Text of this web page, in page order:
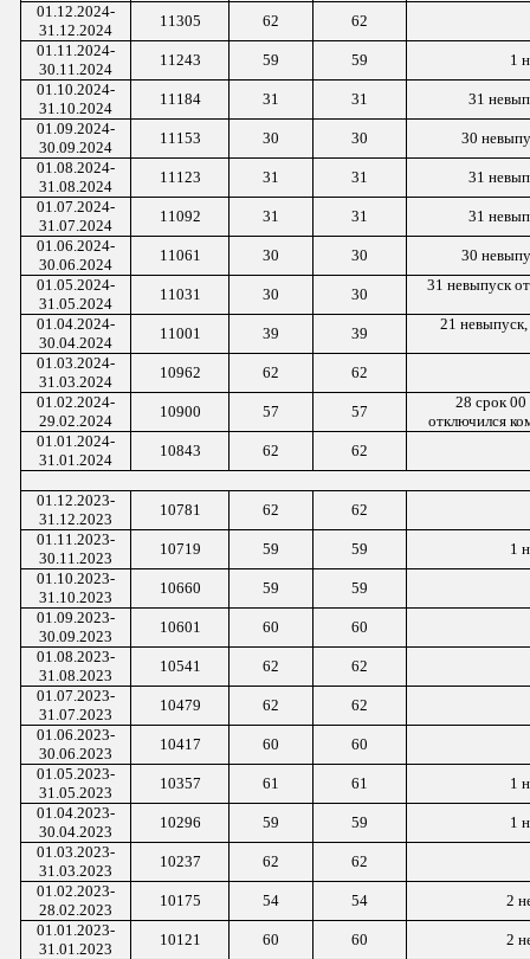
01.12.2024-
31.12.2024
11305 62
62
01.1 1 .2024-
30 .1 1 .2024
11243 59 59 1
01.10.2024-
31.10.2024
11184 31 31 31
01.09.2024-
30.09.2024
11153 30 30 30
01.08.2024-
31.08.2024
11123 31 31 31
01.07.2024-
31.07.2024
11092 31 31 31
01.06.2024-
30.06.2024
11061 30 30
30
01.05.2024-
31.05.2024
11031 30 30
31 невыпуск
01.04.2024-
30.04.2024
11001 39 39
21 невыпуск,
01.03.2024-
31.03.2024
10962 62
62
01.02.2024-
29.02.2024
10900 57 57
28 срок 00
отключился
01. 01 .2024-
31. 01 .2024
10843 62 62
01.1 2 .2023-
31 12. 2023
10781 62
62
01.1 1 .2023-
30 .1 1 .2023
10719 59 59 1
01.10.2023-
31.10.2023
10660 59
59
01.09.2023-
30.09.2023
10601 60
60
01.08.2023-
31.08.2023
10541 62
62
01.07.2023-
31.07.2023
10479 62
62
01.06 .2023-
30 .06 .2023
10417 60
60
01.05.2023-
31.05.2023
10357 61 61 1
01.04 .2023-
30 .04 .2023
10296 59 59 1
01.03.2023-
31.03.2023
10237 62
62
01.02 .2023-
28 .02 .2023
101 75 54 54
2
01. 01 .2023-
31. 01 .2023
10121 60 60 2